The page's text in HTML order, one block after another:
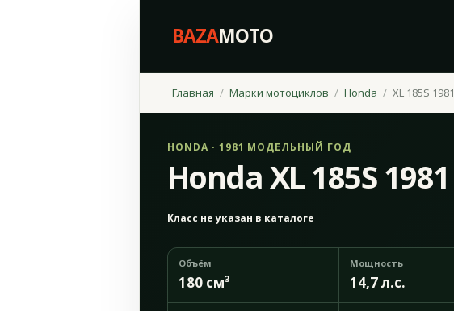
BAZAMOTO
Главная Марки мотоциклов Honda XL 185S 1981
HONDA · 1981 МОДЕЛЬНЫЙ ГОД
Honda XL 185S 1981
Класс не указан в каталоге
Объём
180 см³
Мощность
14,7 л.с.